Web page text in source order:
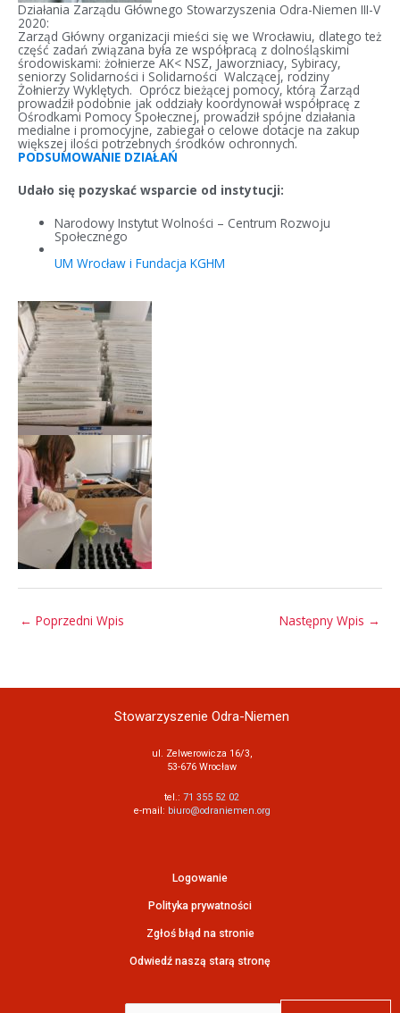
Działania Zarządu Głównego Stowarzyszenia Odra-Niemen III-V
2020:
Zarząd Główny organizacji mieści się we Wrocławiu, dlatego też
część zadań związana była ze współpracą z dolnośląskimi
środowiskami: żołnierze AK< NSZ, Jaworzniacy, Sybiracy,
seniorzy Solidarności i Solidarności Walczącej, rodziny
Żołnierzy Wyklętych. Oprócz bieżącej pomocy, którą Zarząd
prowadził podobnie jak oddziały koordynował współpracę z
Ośrodkami Pomocy Społecznej, prowadził spójne działania
medialne i promocyjne, zabiegał o celowe dotacje na zakup
większej ilości potrzebnych środków ochronnych.
PODSUMOWANIE DZIAŁAŃ
Udało się pozyskać wsparcie od instytucji:
Narodowy Instytut Wolności – Centrum Rozwoju
Społecznego
UM Wrocław i Fundacja KGHM
← Poprzedni Wpis Następny Wpis →
Stowarzyszenie Odra-Niemen
ul. Zelwerowicza 16/3,
53-676 Wrocław
tel.: 71 355 52 02
e-mail: biuro@odraniemen.org
Logowanie
Polityka prywatności
Zgłoś błąd na stronie
Odwiedź naszą starą stronę
Szukaj